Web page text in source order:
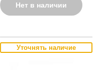
Нет в наличии
Уточнять наличие